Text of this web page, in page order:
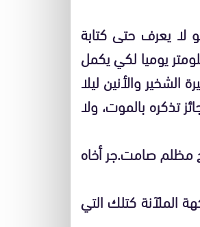
لا يعرف حتى كتابة
يوميا لكي يكمل
والأنين ليلا
تذكره بالموت، ولا
مظلم صامت.جر أخاه
الملآنة كتلك التي